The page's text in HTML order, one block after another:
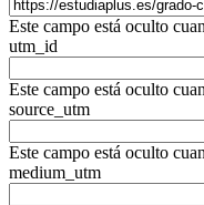
Este campo está oculto
utm_id
Este campo está oculto
source_utm
Este campo está oculto
medium_utm